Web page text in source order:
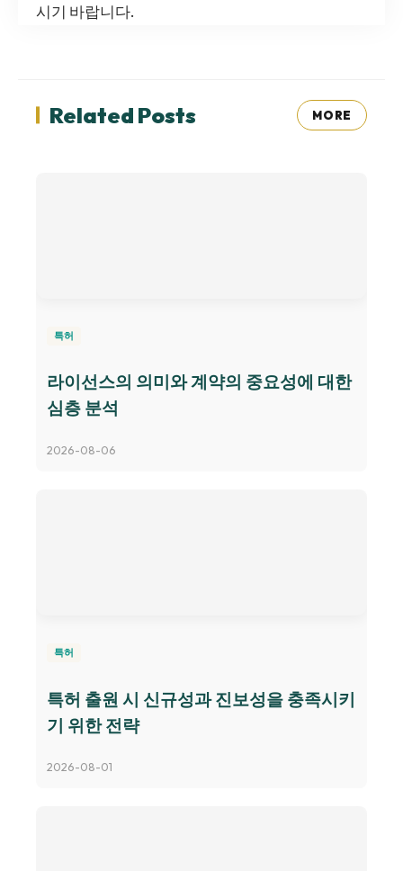
시기 바랍니다.
Related Posts MORE
특허
라이선스의 의미와 계약의 중요성에 대한
심층 분석
2026-08-06
특허
특허 출원 시 신규성과 진보성을 충족시키
기 위한 전략
2026-08-01